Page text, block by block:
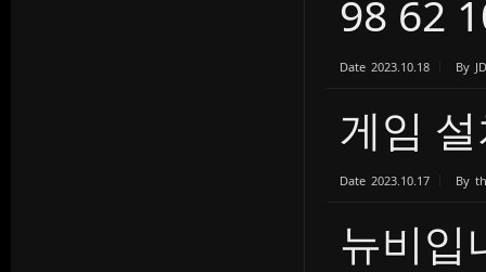
98 62
Date 2023.10.18 By JD
게임
Date 2023.10.17 By
뉴비입